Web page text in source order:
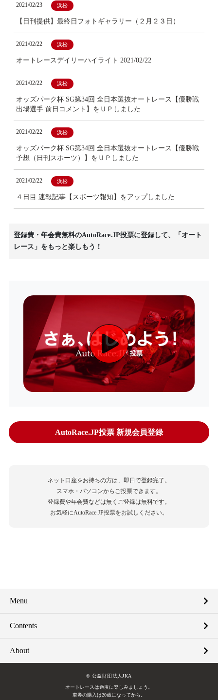
2021/02/23 浜松
【日刊提供】最終日フォトギャラリー（２月２３日）
2021/02/22 浜松
オートレースデイリーハイライト 2021/02/22
2021/02/22 浜松
オッズパーク杯 SG第34回 全日本選抜オートレース【優勝戦
出場選手 前日コメント】をＵＰしました
2021/02/22 浜松
オッズパーク杯 SG第34回 全日本選抜オートレース【優勝戦
予想（日刊スポーツ）】をＵＰしました
2021/02/22 浜松
４日目 速報記事【スポーツ報知】をアップしました
登録費・年会費無料のAutoRace.JP投票に登録して、「オート
レース」をもっと楽しもう！
AutoRace.JP投票 新規会員登録
ネット口座をお持ちの方は、即日で登録完了。
スマホ・パソコンからご投票できます。
登録費や年会費などは無くご登録は無料です。
お気軽にAutoRace.JP投票をお試しください。
Menu
Contents
About
© 公益財団法人JKA
オートレースは適度に楽しみましょう。
車券の購入は20歳になってから。